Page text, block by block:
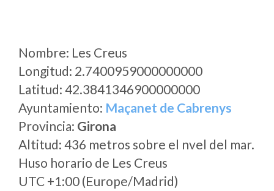
Nombre: Les Creus
Longitud: 2.7400959000000000
Latitud: 42.3841346900000000
Ayuntamiento: Maçanet de Cabrenys
Provincia: Girona
Altitud: 436 metros sobre el nvel del mar.
Huso horario de Les Creus
UTC +1:00 (Europe/Madrid)